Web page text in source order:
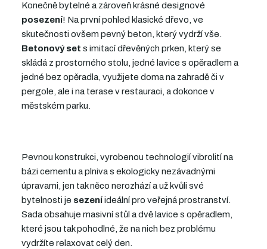
Konečně bytelné a zároveň krásné designové
posezení! Na první pohled klasické dřevo, ve
skutečnosti ovšem pevný beton, který vydrží vše.
Betonový set s imitací dřevěných prken, který se
skládá z prostorného stolu, jedné lavice s opěradlem a
jedné bez opěradla, využijete doma na zahradě či v
pergole, ale i na terase v restauraci, a dokonce v
městském parku.
Pevnou konstrukci, vyrobenou technologií vibrolití na
bázi cementu a plniva s ekologicky nezávadnými
úpravami, jen tak něco nerozhází a už kvůli své
bytelnosti je sezeníideální pro veřejná prostranství.
Sada obsahuje masivní stůl a dvě lavice s opěradlem,
které jsou tak pohodlné, že na nich bez problému
vydržíte relaxovat celý den.